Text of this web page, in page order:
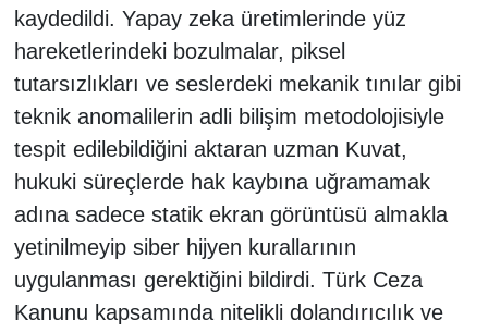
kaydedildi. Yapay zeka üretimlerinde yüz
hareketlerindeki bozulmalar, piksel
tutarsızlıkları ve seslerdeki mekanik tınılar gibi
teknik anomalilerin adli bilişim metodolojisiyle
tespit edilebildiğini aktaran uzman Kuvat,
hukuki süreçlerde hak kaybına uğramamak
adına sadece statik ekran görüntüsü almakla
yetinilmeyip siber hijyen kurallarının
uygulanması gerektiğini bildirdi. Türk Ceza
Kanunu kapsamında nitelikli dolandırıcılık ve